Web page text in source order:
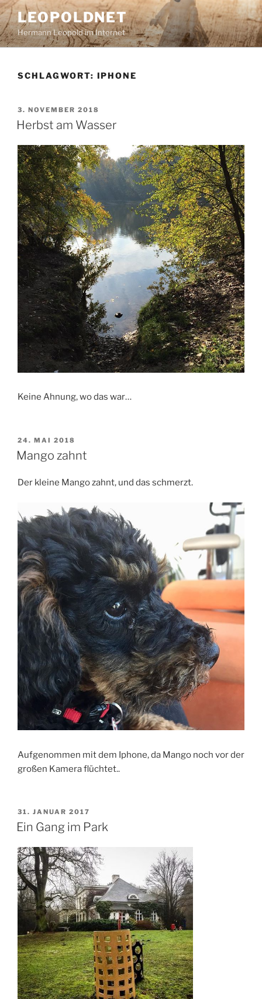
Zum
Inhalt
springen
LEOPOLDNET
Hermann Leopold im Internet
SCHLAGWORT: IPHONE
VERÖFFENTLICHT
AM
3. NOVEMBER 2018
Herbst am Wasser
Keine Ahnung, wo das war…
VERÖFFENTLICHT
AM
24. MAI 2018
Mango zahnt
Der kleine Mango zahnt, und das schmerzt.
Aufgenommen mit dem Iphone, da Mango noch vor der
großen Kamera flüchtet..
VERÖFFENTLICHT
AM
31. JANUAR 2017
Ein Gang im Park